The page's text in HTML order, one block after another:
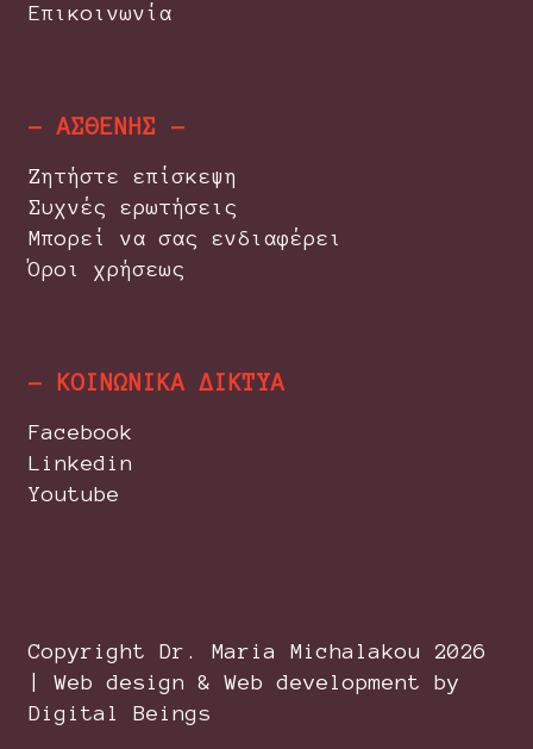
Επικοινωνία
- ΑΣΘΕΝΗΣ -
Ζητήστε επίσκεψη
Συχνές ερωτήσεις
Μπορεί να σας ενδιαφέρει
Όροι χρήσεως
- ΚΟΙΝΩΝΙΚΑ ΔΙΚΤΥΑ
Facebook
Linkedin
Youtube
Copyright Dr. Maria Michalakou2026
| Web design & Web development by
Digital Beings